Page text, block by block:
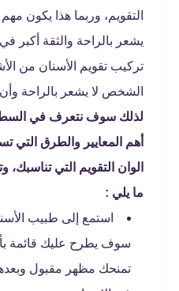
التقويم، وربما هذا يكون
يشعر بالراحة والثقة أكبر
تركيب تقويم الأسنان من
الشخص لا يشعر بالراحة
لذلك سوف نتعرف في
أهم المعايير والطرق التي
الوان التقويم التي تناسبك،
ما يلي :
استمع إلى طبيب
سوف يطرح عليك قائمة
تمنحك مظهر مقبول